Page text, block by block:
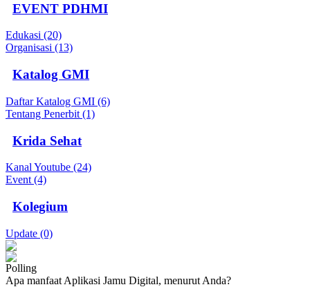
EVENT PDHMI
Edukasi (20)
Organisasi (13)
Katalog GMI
Daftar Katalog GMI (6)
Tentang Penerbit (1)
Krida Sehat
Kanal Youtube (24)
Event (4)
Kolegium
Update (0)
Polling
Apa manfaat Aplikasi Jamu Digital, menurut Anda?